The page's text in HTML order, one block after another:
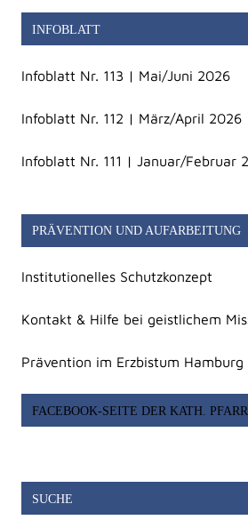
INFOBLATT
Infoblatt Nr. 113 | Mai/Juni 2026
Infoblatt Nr. 112 | März/April 2026
Infoblatt Nr. 111 | Januar/Februar
PRÄVENTION UND AUFARBEITUNG
Institutionelles Schutzkonzept
Kontakt & Hilfe bei geistlichem
Prävention im Erzbistum Hamburg
FACEBOOK-SEITE DER KATH.
SUCHE